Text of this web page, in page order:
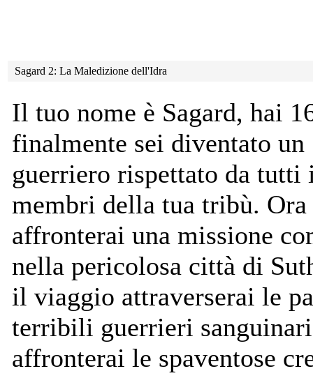
Sagard 2: La Maledizione dell'Idra
Il tuo nome è Sagard, hai
finalmente sei diventato un
guerriero rispettato da tutti
membri della tua tribù. Ora
affronterai una missione
nella pericolosa città di
il viaggio attraverserai le
terribili guerrieri
affronterai le spaventose